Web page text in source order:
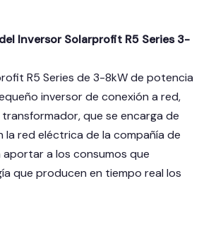
Inversor Solarprofit R5 Series 3-
R5 Series de 3-8kW de potencia
inversor de conexión a red,
que se encarga de
la red eléctrica de la compañía de
a los consumos que
que producen en tiempo real los